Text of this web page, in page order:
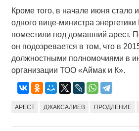
Кроме того, в начале июня стало
одного вице-министра
поместили под домашний арест.
он подозревается в том, что в
должностными полномочиями в
организации ТОО «Аймак и К».
АРЕСТ ДЖАКСАЛИЕВ ПРОДЛЕНИЕ